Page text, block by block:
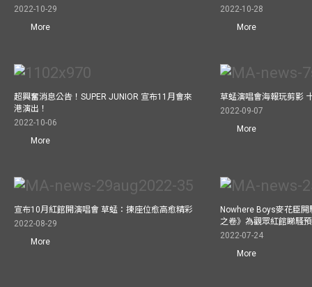
2022-10-29
More
2022-10-28
More
超興奮消息公告！SUPER JUNIOR 宣布11月會來
港演出！
2022-10-06
More
草蜢演唱會海報玩剪影
2022-09-07
More
宣布10月紅館開演唱會 草蜢：揀座位愈高愈精彩
2022-08-29
More
Nowhere Boys麥花臣
之卷》為觀眾紅館睇騷
2022-07-24
More